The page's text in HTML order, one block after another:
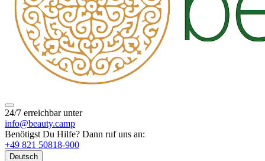
24/7 erreichbar unter
info@beauty.camp
Benötigst Du Hilfe? Dann ruf uns an:
+49 821 50818-900
Deutsch